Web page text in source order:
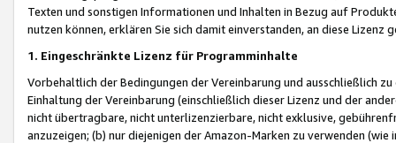
Texten und sonstigen Informationen und Inhalten in Bezug auf
nutzen können, erklären Sie sich damit einverstanden, an diese Lizenz
1. Eingeschränkte Lizenz für Programminhalte
Vorbehaltlich der Bedingungen der Vereinbarung und ausschließlich
Einhaltung der Vereinbarung (einschließlich dieser Lizenz und der
nicht übertragbare, nicht unterlizenzierbare, nicht exklusive,
anzuzeigen; (b) nur diejenigen der Amazon-Marken zu verwenden